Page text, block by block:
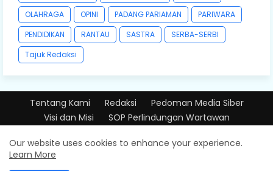
OLAHRAGA
OPINI PADANG PARIAMAN
PARIWARA
PENDIDIKAN
RANTAU SASTRA
SERBA-SERBI
Tajuk Redaksi
Tentang Kami Redaksi
Pedoman Media Siber
Visi dan Misi
SOP Perlindungan Wartawan
Our website uses cookies to enhance your experience.
Learn More